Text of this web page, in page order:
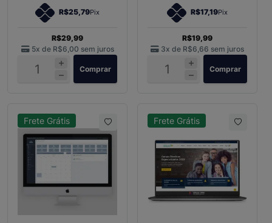
R$25,79Pix
R$29,99
5x de R$6,00 sem juros
Comprar
R$17,19Pix
R$19,99
3x de R$6,66 sem juros
Comprar
Frete Grátis Frete Grátis